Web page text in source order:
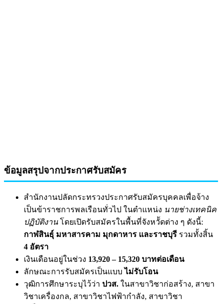
ข้อมูลสรุปจากประกาศรับสมัคร
สำนักงานปลัดกระทรวงประกาศรับสมัครบุคคลเพื่อจ้าง
เป็นข้าราชการพลเรือนทั่วไป ในตำแหน่ง นายช่างเทคนิค
ปฏิบัติงาน โดยเปิดรับสมัครในพื้นที่จังหวััดต่าง ๆ ดังนี้:
กาฬสินธุ์ มหาสารคาม มุกดาหาร และราชบุรี รวมทั้งสิ้น
4 อัตรา
เงินเดือนอยู่ในช่วง 13,920 – 15,320 บาทต่อเดือน
ลักษณะการรับสมัครเป็นแบบไม่รับโอน
วุฒิการศึกษาระบุไว้ว่า ปวส. ในสาขาวิชาก่อสร้าง, สาขา
วิชาเครื่องกล, สาขาวิชาไฟฟ้ากำลัง, สาขาวิชา